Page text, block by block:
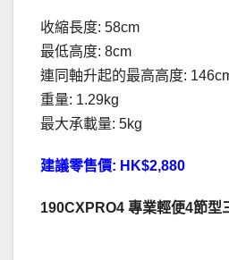
收縮長度: 58cm
最低高度: 8cm
連同軸升起的最高高度:
重量: 1.29kg
最大承載量: 5kg
建議零售價: HK$2,880
190CXPRO4 專業輕便4節型